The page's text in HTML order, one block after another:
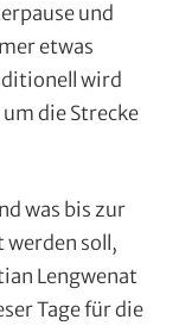
und
etwas
wird
die Strecke
was bis zur
soll,
Lengwenat
Tage für die